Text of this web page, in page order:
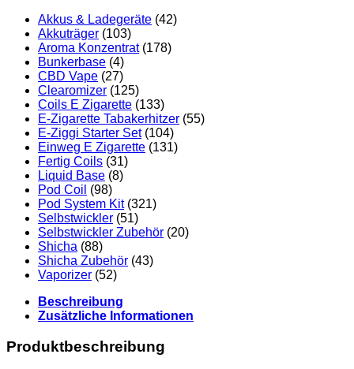
Akkus & Ladegeräte (42)
Akkuträger (103)
Aroma Konzentrat (178)
Bunkerbase (4)
CBD Vape (27)
Clearomizer (125)
Coils E Zigarette (133)
E-Zigarette Tabakerhitzer (55)
E-Ziggi Starter Set (104)
Einweg E Zigarette (131)
Fertig Coils (31)
Liquid Base (8)
Pod Coil (98)
Pod System Kit (321)
Selbstwickler (51)
Selbstwickler Zubehör (20)
Shicha (88)
Shicha Zubehör (43)
Vaporizer (52)
Beschreibung
Zusätzliche Informationen
Produktbeschreibung